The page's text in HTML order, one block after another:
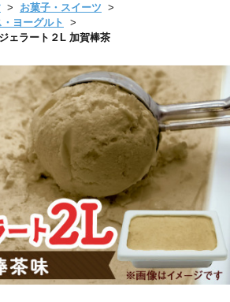
お菓子・スイーツ
ヨーグルト
ェラート２L 加賀棒茶